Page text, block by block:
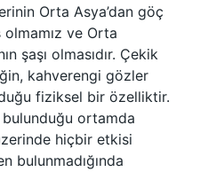
Orta Asya’dan göç
ve Orta
şaşı olmasıdır. Çekik
kahverengi gözler
fiziksel bir özelliktir.
bulunduğu ortamda
hiçbir etkisi
bulunmadığında